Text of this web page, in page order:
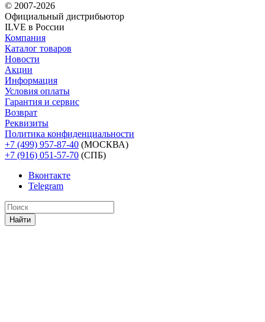
© 2007-2026
Официальный дистрибьютoр
ILVE в России
Компания
Каталог товаров
Новости
Акции
Информация
Условия оплаты
Гарантия и сервис
Возврат
Реквизиты
Политика конфиденциальности
+7 (499) 957-87-40 (МОСКВА)
+7 (916) 051-57-70 (СПБ)
Вконтакте
Telegram
Найти